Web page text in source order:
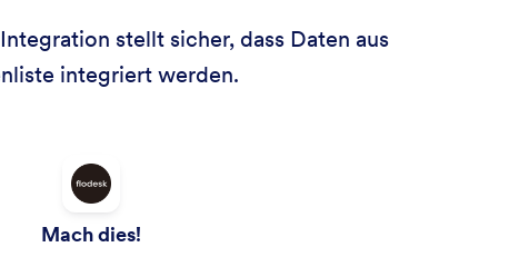
stellt sicher, dass Daten aus
integriert werden.
Mach dies!